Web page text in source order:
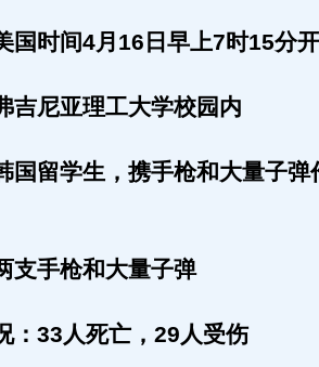
国时间4月16日早上7时15分
吉尼亚理工大学校园内
国留学生，携手枪和大量子弹
支手枪和大量子弹
：33人死亡，29人受伤